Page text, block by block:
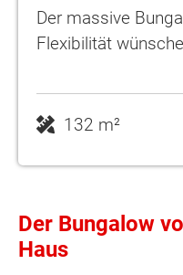
Der massive
Flexibilität
132 m²
Der Bungalow
Haus